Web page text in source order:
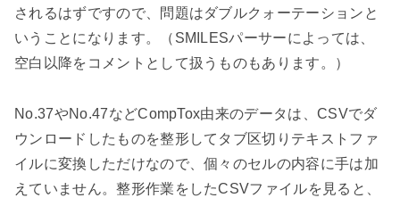
されるはずですので、問題はダブルクォーテーションと
いうことになります。（ SMILESパーサーによっては、
空白以降をコメントとして扱うものもあります。）
No.37やNo.47などCompTox由来のデータは、 CSVでダ
ウンロードしたものを整形してタブ区切りテキストファ
イルに変換しただけなので、個々のセルの内容に手は加
えていません。整形作業をしたCSVファイルを見ると、